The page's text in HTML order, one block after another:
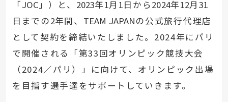
「JOC」）と、 2023年1月 1日から2024年12月 31
日までの2年間、 TEAM JAPANの公式旅行代理店
として契約を締結いたしました。2024年にパリ
で開催される「第33回オリンピック競技大会
（2024／パリ）」に向けて、オリンピック出場
を目指す選手達をサポートしていきます。